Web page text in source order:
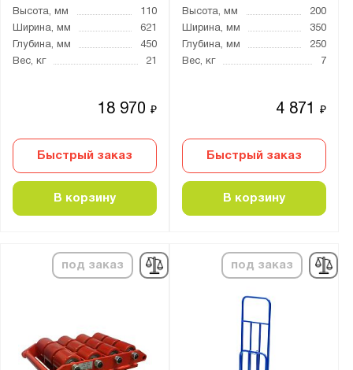
Высота, мм
110
Ширина, мм
621
Глубина, мм
450
Вес, кг
21
18 970₽
Быстрый заказ
В корзину
Высота, мм
200
Ширина, мм
350
Глубина, мм
250
Вес, кг
7
4 871₽
Быстрый заказ
В корзину
под заказ под заказ
3000x1250
до
Высота ручки, мм:
800
1150
1200